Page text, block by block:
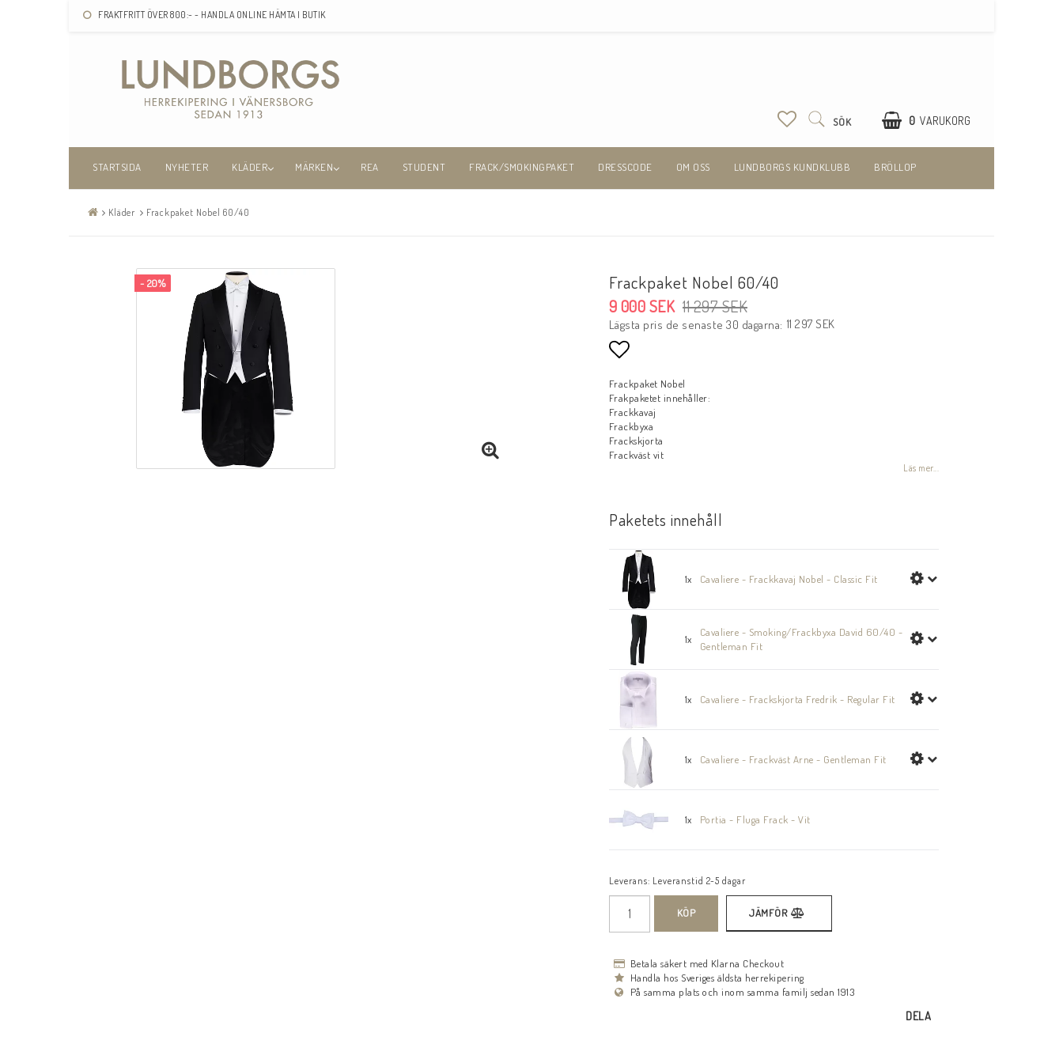
FRAKTFRITT ÖVER 800:- - HANDLA ONLINE HÄMTA I BUTIK
0 VARUKORG
SÖK
STARTSIDA NYHETER KLÄDER MÄRKEN REA STUDENT FRACK/SMOKINGPAKET DRESSCODE OM OSS LUNDBORGS KUNDKLUBB BRÖLLOP
Kläder Frackpaket Nobel 60/40
- 20% Frackpaket Nobel 60/40
11 297 SEK
9 000 SEK
Lägsta pris de senaste 30 dagarna 11 297 SEK
Lägg till i favoritlistan
Frackpaket Nobel
Frakpaketet innehåller:
Frackkavaj
Frackbyxa
Frackskjorta
Frackväst vit
Läs mer...
Paketets innehåll
1x Cavaliere - Frackkavaj Nobel - Classic Fit
1x
Cavaliere - Smoking/Frackbyxa David 60/40 -
Gentleman Fit
1x Cavaliere - Frackskjorta Fredrik - Regular Fit
1x Cavaliere - Frackväst Arne - Gentleman Fit
1x Portia - Fluga Frack - Vit
Leverans: Leveranstid 2-5 dagar
KÖP JÄMFÖR
Betala säkert med Klarna Checkout
Handla hos Sveriges äldsta herrekipering
På samma plats och inom samma familj sedan 1913
DELA